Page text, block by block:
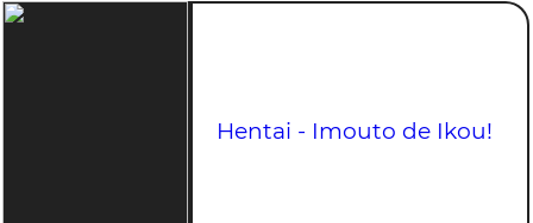
Hentai - Imouto de Ikou!